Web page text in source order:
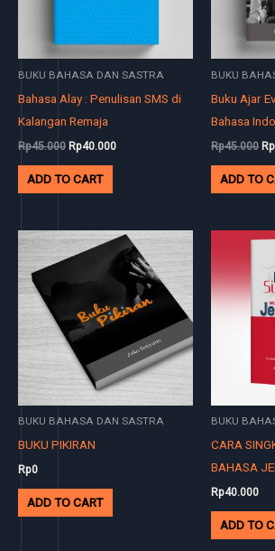
BUKU BAHASA DAN SASTRA
Bahasa Alay : Penulisan SMS di
Kalangan Remaja
Rp45.000 Rp40.000
ADD TO CART
BUKU
Buku Ajar
Bahasa
Rp45.000 Rp
ADD TO
BUKU BAHASA DAN SASTRA
BUKU PIKIRAN
Rp0
ADD TO CART
BUKU
CARA
BAHASA
Rp40.000
ADD TO